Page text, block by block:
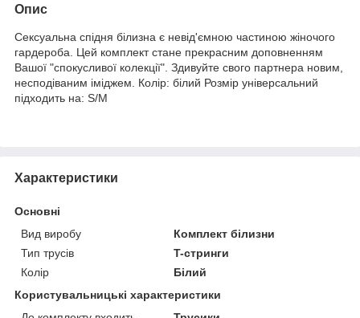
Опис
Сексуальна спідня білизна є невід'ємною частиною жіночого
гардероба. Цей комплект стане прекрасним доповненням
Вашої "спокусливої колекції". Здивуйте свого партнера новим,
несподіваним іміджем. Колір: білий Розмір універсальний
підходить на: S/M
Характеристики
Основні
Вид виробу
Комплект білизни
Тип трусів
T-стринги
Колір
Білий
Користувальницькі характеристики